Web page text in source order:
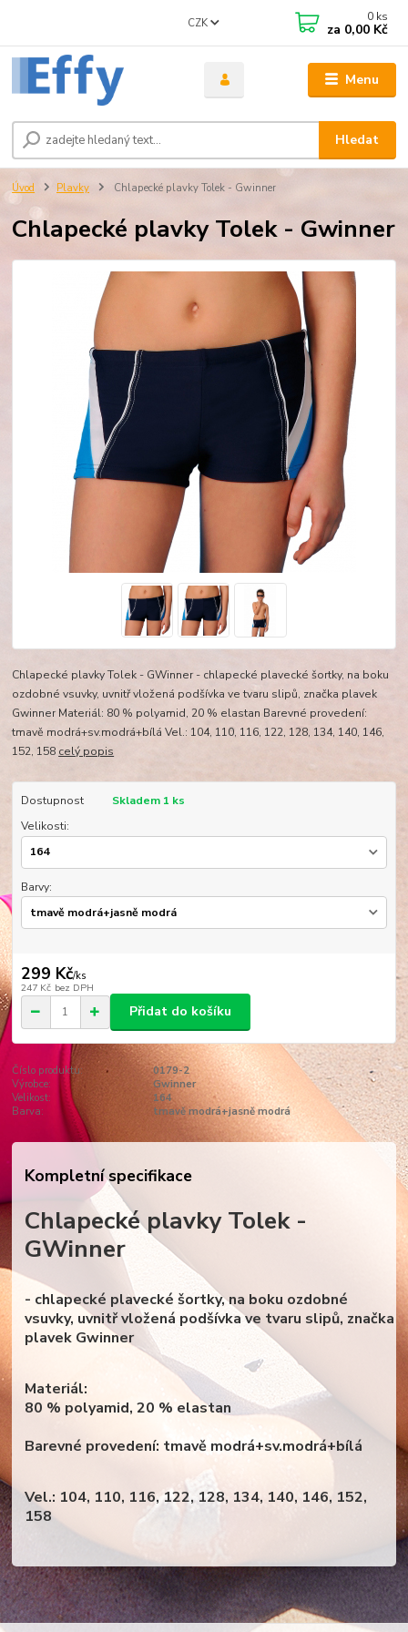
Menu
CZK
Hledat
0 ks
za 0,00 Kč
Úvod Plavky Chlapecké plavky Tolek - Gwinner
Chlapecké plavky Tolek - Gwinner
Chlapecké plavky Tolek - GWinner - chlapecké plavecké šortky, na boku
ozdobné vsuvky, uvnitř vložená podšívka ve tvaru slipů, značka plavek
Gwinner Materiál: 80 % polyamid, 20 % elastan Barevné provedení:
tmavě modrá+sv.modrá+bílá Vel.: 104, 110, 116, 122, 128, 134, 140, 146,
152, 158 celý popis
Dostupnost
Skladem 1 ks
Velikosti:
Barvy:
299 Kč/ks
247 Kč bez DPH
Přidat do košíku
Číslo produktu:
0179-2
Výrobce:
Gwinner
Velikost:
164
Barva:
tmavě modrá+jasně modrá
Kompletní specifikace
Chlapecké plavky Tolek -
GWinner
- chlapecké plavecké šortky, na boku ozdobné
vsuvky, uvnitř vložená podšívka ve tvaru slipů, značka
plavek Gwinner
Materiál:
80 % polyamid, 20 % elastan
Barevné provedení: tmavě modrá+sv.modrá+bílá
Vel.: 104, 110, 116, 122, 128, 134, 140, 146, 152,
158